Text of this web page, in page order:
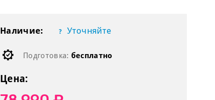
Наличие: Уточняйте
Подготовка: бесплатно
Цена: